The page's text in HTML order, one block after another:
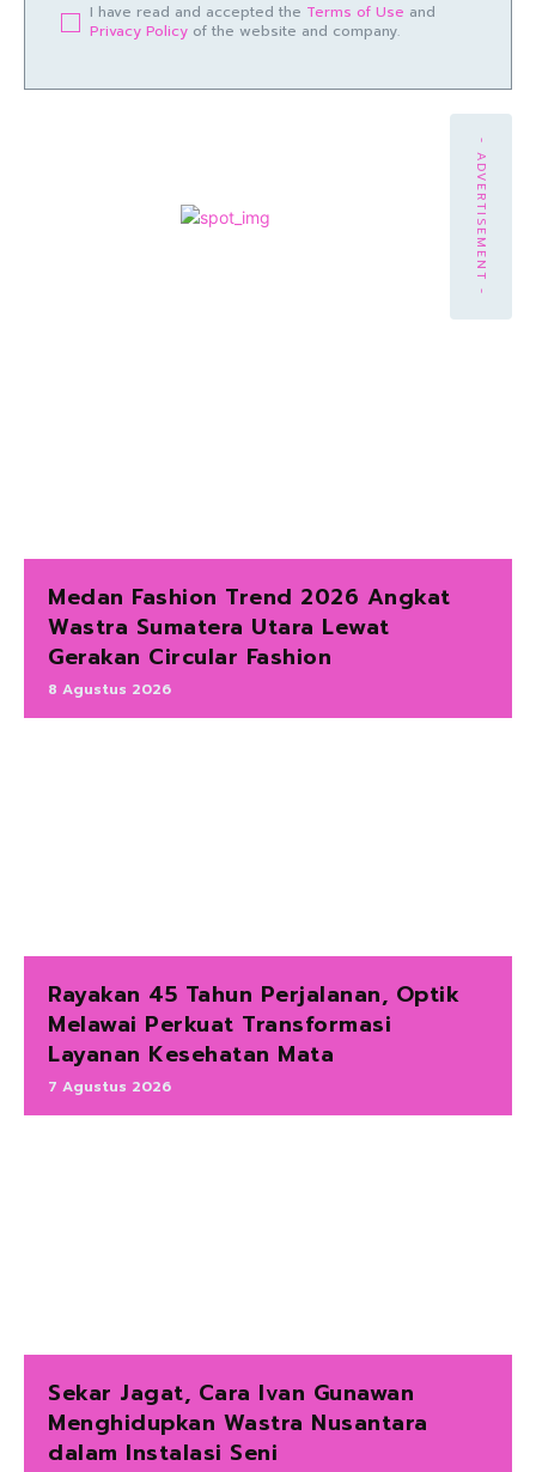
I have read and accepted the Terms of Use and
Privacy Policy of the website and company.
- ADVERTISEMENT -
Medan Fashion Trend 2026 Angkat
Wastra Sumatera Utara Lewat
Gerakan Circular Fashion
8 Agustus 2026
Rayakan 45 Tahun Perjalanan, Optik
Melawai Perkuat Transformasi
Layanan Kesehatan Mata
7 Agustus 2026
Sekar Jagat, Cara Ivan Gunawan
Menghidupkan Wastra Nusantara
dalam Instalasi Seni